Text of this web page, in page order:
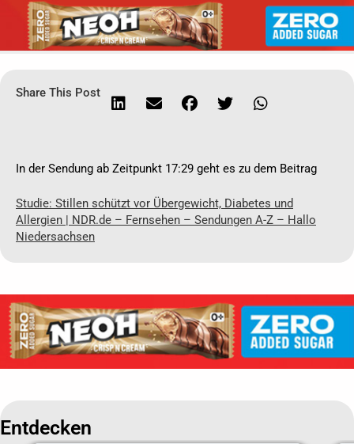
Share This Post
In der Sendung ab Zeitpunkt 17:29 geht es zu dem Beitrag
Studie: Stillen schützt vor Übergewicht, Diabetes und
Allergien | NDR.de – Fernsehen – Sendungen A-Z – Hallo
Niedersachsen
Entdecken